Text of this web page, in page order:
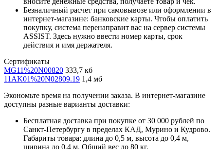
Безналичный расчет при самовывозе или оформлении в
интернет-магазине: банковские карты. Чтобы оплатить
покупку, система перенаправит вас на сервер системы
ASSIST. Здесь нужно ввести номер карты, срок
действия и имя держателя.
Сертификаты
MG11%20N00820 333,7 кб
11AK01%20N02809.19 1,4 мб
Экономьте время на получении заказа. В интернет-магазине
доступны разные варианты доставки:
Бесплатная доставка при покупке от 30 000 рублей по
Санкт-Петербургу в пределах КАД, Мурино и Кудрово.
Габариты товара: длина до 0,5 м, высота до 0,4 м,
ширина до 0,4 м. Общий вес до 80 кг.